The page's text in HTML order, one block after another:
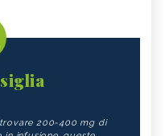
200-400 mg di